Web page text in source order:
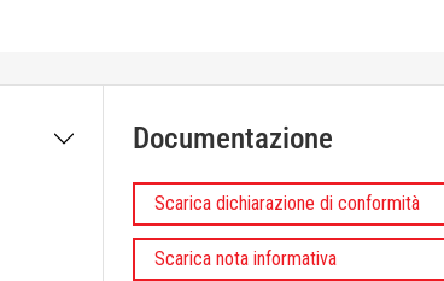
Documentazione
Scarica dichiarazione di conformità
Scarica nota informativa